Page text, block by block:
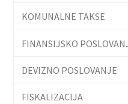
KOMUNALNE TAKSE
FINANSIJSKO
DEVIZNO POSLOVANJE
FISKALIZACIJA